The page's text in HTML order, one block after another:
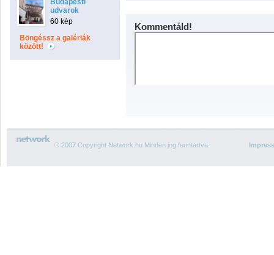
Budapesti
udvarok
60 kép
Böngéssz a galériák
között!
Kommentáld!
© 2007 Copyright Network.hu Minden jog fenntartva.